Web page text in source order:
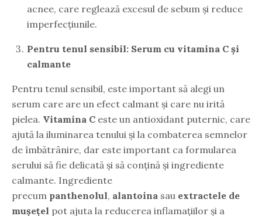
acnee, care reglează excesul de sebum și reduce
imperfecțiunile.
Pentru tenul sensibil: Serum cu vitamina C și
calmante
Pentru tenul sensibil, este important să alegi un
serum care are un efect calmant și care nu irită
pielea. Vitamina C este un antioxidant puternic, care
ajută la iluminarea tenului și la combaterea semnelor
de îmbătrânire, dar este important ca formularea
serului să fie delicată și să conțină și ingrediente
calmante. Ingrediente
precum panthenolul, alantoina sau extractele de
mușețel pot ajuta la reducerea inflamațiilor și a